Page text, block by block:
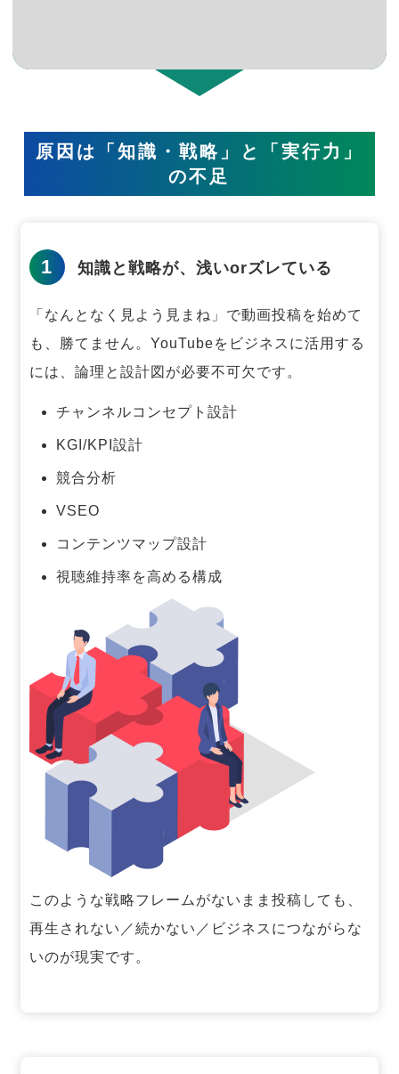
原因は「知識・戦略」と「実行力」
の不足
1 知識と戦略が、浅いorズレている
「なんとなく見よう見まね」で動画投稿を始めて
も、勝てません。 YouTubeをビジネスに活用する
には、論理と設計図が必要不可欠です。
チャンネルコンセプト設計
KGI/KPI設計
競合分析
VSEO
コンテンツマップ設計
視聴維持率を高める構成
このような戦略フレームがないまま投稿しても、
再生されない／続かない／ビジネスにつながらな
いのが現実です。